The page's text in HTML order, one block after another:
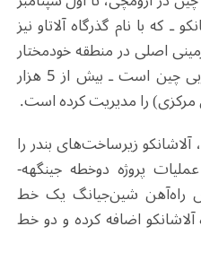
ـ که با نام گذرگاه آلاتاو نیز
اصلی در منطقه خودمختار
اویغور شین‌جیانگ در شمال غربی چین است ـ بیش از 5 هزار
مرکزی) را مدیریت کرده است.
زیرساخت‌های بندر را
پروژه دوخطه جینگهه-
راه‌آهن شین‌جیانگ یک خط
آلاشانکو اضافه کرده و دو خط